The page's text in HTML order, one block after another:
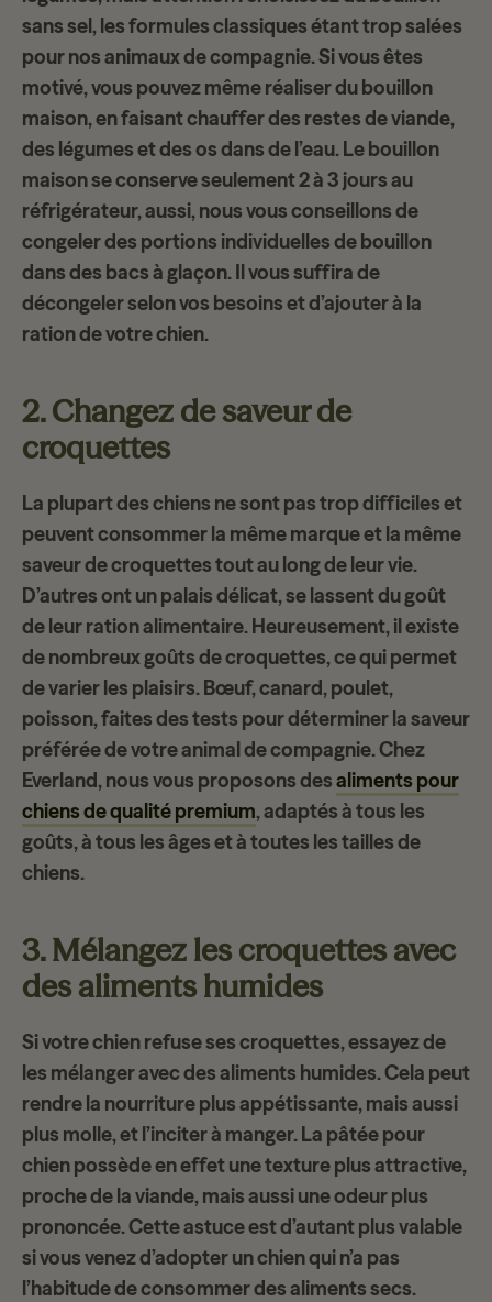
sans sel, les formules classiques étant trop salées
pour nos animaux de compagnie. Si vous êtes
motivé, vous pouvez même réaliser du bouillon
maison, en faisant chauffer des restes de viande,
des légumes et des os dans de l’eau. Lebouillon
maisonse conserve seulement 2 à 3 jours au
réfrigérateur, aussi, nous vous conseillons de
congeler des portions individuelles de bouillon
dans des bacs à glaçon. Il vous suffira de
décongeler selon vos besoins et d’ajouter à la
ration de votre chien.
2. Changez de saveur de
croquettes
La plupart des chiens ne sont pas trop difficiles et
peuvent consommer la même marque et la même
saveur de croquettes tout au long de leur vie.
D’autres ont unpalais délicat, se lassent du goût
de leur ration alimentaire. Heureusement, il existe
de nombreux goûts de croquettes, ce qui permet
de varier les plaisirs. Bœuf, canard, poulet,
poisson, faites des tests pour déterminer la saveur
préférée de votre animal de compagnie. Chez
Everland, nous vous proposons desaliments pour
chiens de qualité premium, adaptés à tous les
goûts, à tous les âges et à toutes les tailles de
chiens.
3. Mélangez les croquettes avec
des aliments humides
Si votre chien refuse ses croquettes, essayez de
les mélanger avec desaliments humides. Cela peut
rendre la nourriture plus appétissante, mais aussi
plus molle, et l’inciter à manger. La pâtée pour
chien possède en effet unetexture plus attractive,
proche de la viande, mais aussi une odeur plus
prononcée. Cette astuce est d’autant plus valable
si vous venez d’adopter un chien qui n’a pas
l’habitude de consommer des aliments secs.